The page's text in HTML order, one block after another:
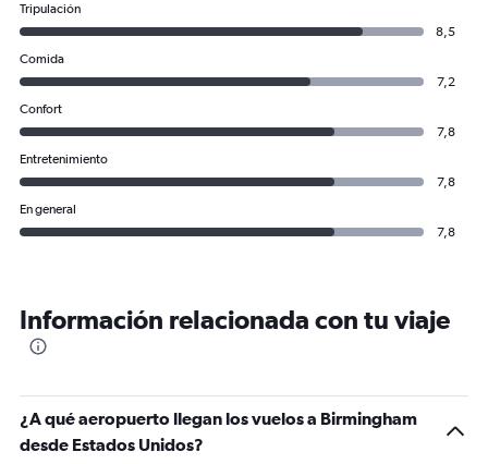
Tripulación
8,5
Comida
7,2
Confort
7,8
Entretenimiento
7,8
En general
7,8
Información relacionada con tu viaje
¿A qué aeropuerto llegan los vuelos a Birmingham
desde Estados Unidos?